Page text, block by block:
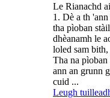
Le Rianachd
1. Dè a th
tha pìoban
dhèanamh le
loled sam bith,
Tha na pìoban
ann an grunn
cuid ...
Leugh